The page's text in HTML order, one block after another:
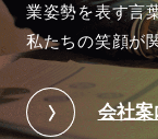
業姿勢を表す言
私たちの笑顔が
会社